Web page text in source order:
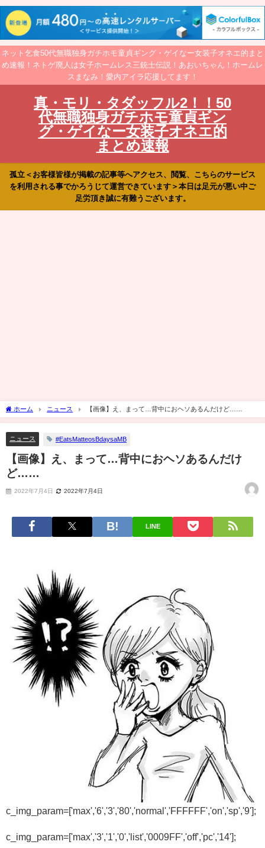
ネット乞食50代無職独身ガチホモ童貞ギング・ゲイなー女装子オネエ的まと
め速報！ネトゲ廃人は女子ホームレス三銃士伝説！あおいちゃん！ホームレ
スまなみ！愛内アイラ応援してます！
真・モリ・タダッフル2！！50
代無職独身ガチホモ童貞ギン
グ・ゲイなー女装子オネエ的
まとめ速報
孤立＜お客様皆様が掲載の記事等へアクセス、閲覧、こちらのサービス
を利用される事でかろうじて運営できています＞本日は足元が悪い中ご
足労頂き誠に有難うございます。
ホーム ニュース 【画像】え、まって…背中におヘソあるんだけど……
ニュース #EatsMatteosBdaysaMB
【画像】え、まって…背中におヘソあるんだけ
ど……
2022年7月4日 2022年7月4日
LINE
c_img_param=['max','6','3','80','normal','FFFFFF','on','sp','9'];
c_img_param=['max','3','1','0','list','0009FF','off','pc','14'];